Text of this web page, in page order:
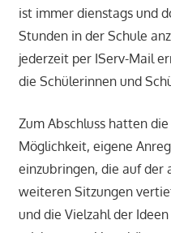
ist immer dienstags und
Stunden in der Schule
jederzeit per IServ-Mail
die Schülerinnen und
Zum Abschluss hatten
Möglichkeit, eigene
einzubringen, die auf der
weiteren Sitzungen
und die Vielzahl der